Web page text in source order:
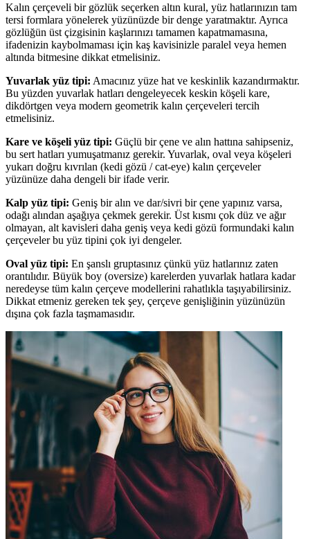
Kalın çerçeveli bir gözlük seçerken altın kural, yüz hatlarınızın tam
tersi formlara yönelerek yüzünüzde bir denge yaratmaktır. Ayrıca
gözlüğün üst çizgisinin kaşlarınızı tamamen kapatmamasına,
ifadenizin kaybolmaması için kaş kavisinizle paralel veya hemen
altında bitmesine dikkat etmelisiniz.
Yuvarlak yüz tipi: Amacınız yüze hat ve keskinlik kazandırmaktır.
Bu yüzden yuvarlak hatları dengeleyecek keskin köşeli kare,
dikdörtgen veya modern geometrik kalın çerçeveleri tercih
etmelisiniz.
Kare ve köşeli yüz tipi: Güçlü bir çene ve alın hattına sahipseniz,
bu sert hatları yumuşatmanız gerekir. Yuvarlak, oval veya köşeleri
yukarı doğru kıvrılan (kedi gözü / cat-eye) kalın çerçeveler
yüzünüze daha dengeli bir ifade verir.
Kalp yüz tipi: Geniş bir alın ve dar/sivri bir çene yapınız varsa,
odağı alından aşağıya çekmek gerekir. Üst kısmı çok düz ve ağır
olmayan, alt kavisleri daha geniş veya kedi gözü formundaki kalın
çerçeveler bu yüz tipini çok iyi dengeler.
Oval yüz tipi: En şanslı gruptasınız çünkü yüz hatlarınız zaten
orantılıdır. Büyük boy (oversize) karelerden yuvarlak hatlara kadar
neredeyse tüm kalın çerçeve modellerini rahatlıkla taşıyabilirsiniz.
Dikkat etmeniz gereken tek şey, çerçeve genişliğinin yüzünüzün
dışına çok fazla taşmamasıdır.